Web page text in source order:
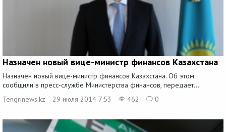
Назначен новый вице-министр финансов Казахстана
Назначен новый вице-министр финансов Казахстана. Об этом
сообщили в пресс-службе Министерства финансов, передает...
Tengrinews.kz
29 июля 2014 7:53 462 0